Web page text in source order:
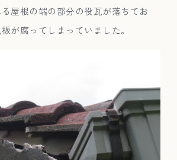
屋根の端の部分の役瓦が落ちてお
が腐ってしまっていました。